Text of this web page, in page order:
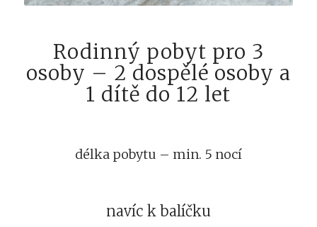
Rodinný pobyt pro 3
osoby – 2 dospělé osoby a
1 dítě do 12 let
délka pobytu – min. 5 nocí
navíc k balíčku